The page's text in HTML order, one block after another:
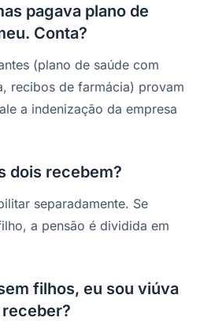
pagava plano de
Conta?
(plano de saúde com
recibos de farmácia) provam
a indenização da empresa
dois recebem?
separadamente. Se
a pensão é dividida em
filhos, eu sou viúva